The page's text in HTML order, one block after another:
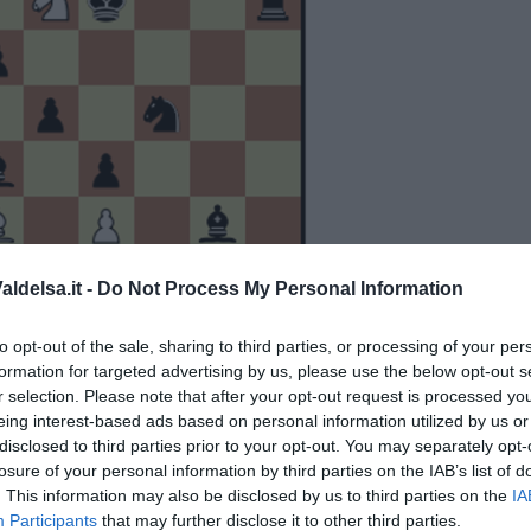
- Do Not Process My Personal Information
opt-out of the sale, sharing to third parties, or processing of your
for targeted advertising by us, please use the below opt-out
selection. Please note that after your opt-out request is processed
interest-based ads based on personal information utilized by us
to third parties prior to your opt-out. You may separately
of your personal information by third parties on the IAB’s list of
This information may also be disclosed by us to third parties on the
Participants that may further disclose it to other third parties.
muove e dà matto in 2 mosse.
del pedone g)
con i pezzi leggeri)